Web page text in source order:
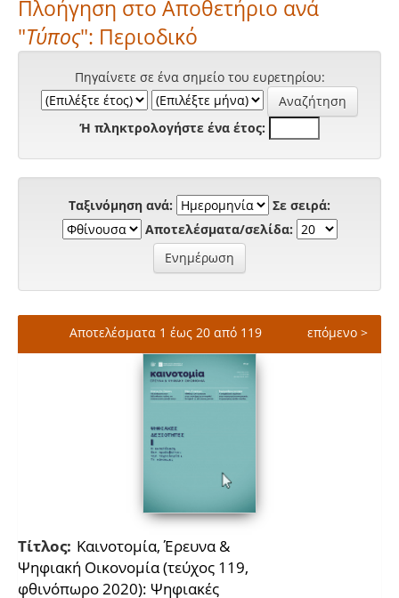
Πλοήγηση στο Αποθετήριο ανά
"Τύπος": Περιοδικό
Πηγαίνετε σε ένα σημείο του ευρετηρίου:
Ή πληκτρολογήστε ένα έτος:
Ταξινόμηση ανά:
Σε σειρά:
Αποτελέσματα/σελίδα:
Αποτελέσματα 1 έως 20 από 119 επόμενο >
Τίτλος: Καινοτομία, Έρευνα &
Ψηφιακή Οικονομία (τεύχος 119,
φθινόπωρο 2020): Ψηφιακές